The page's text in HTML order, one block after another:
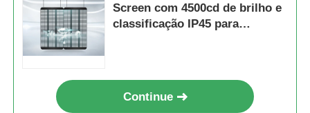
Screen com 4500cd de brilho e
classificação IP45 para
Continue